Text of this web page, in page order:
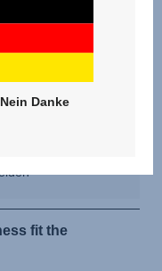
Nein Danke